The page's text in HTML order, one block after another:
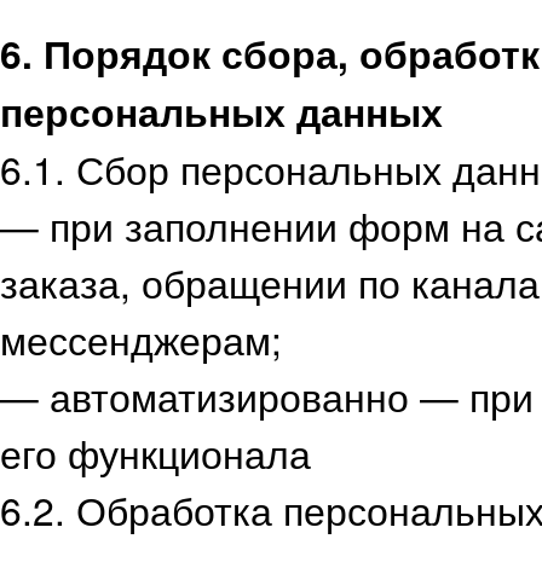
6. Порядок сбора,
персональных данных
6.1. Сбор персональных
— при заполнении форм на
заказа, обращении по
мессенджерам;
— автоматизированно — при
его функционала
6.2. Обработка